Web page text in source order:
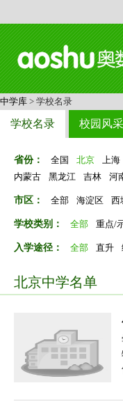
中学库 > 学校名录
学校名录 校园风采
省份： 全国 北京 上海
内蒙古
黑龙江 吉林 河
市区： 全部 海淀区 西
学校类别： 全部 重点/
入学途径： 全部 直升
北京中学名单